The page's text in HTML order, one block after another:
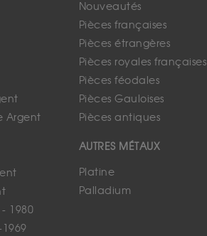
Argent
1980
Nouveautés
Pièces françaises
Pièces étrangères
Pièces royales françaises
Pièces féodales
Pièces Gauloises
Pièces antiques
AUTRES MÉTAUX
Platine
Palladium